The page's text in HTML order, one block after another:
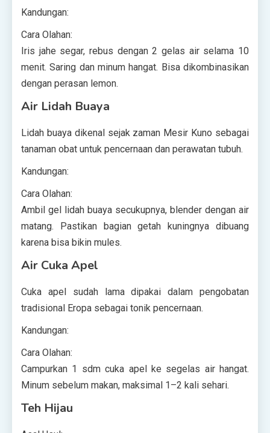
Kandungan:
Cara Olahan:
Iris jahe segar, rebus dengan 2 gelas air selama 10
menit. Saring dan minum hangat. Bisa dikombinasikan
dengan perasan lemon.
Air Lidah Buaya
Lidah buaya dikenal sejak zaman Mesir Kuno sebagai
tanaman obat untuk pencernaan dan perawatan tubuh.
Kandungan:
Cara Olahan:
Ambil gel lidah buaya secukupnya, blender dengan air
matang. Pastikan bagian getah kuningnya dibuang
karena bisa bikin mules.
Air Cuka Apel
Cuka apel sudah lama dipakai dalam pengobatan
tradisional Eropa sebagai tonik pencernaan.
Kandungan:
Cara Olahan:
Campurkan 1 sdm cuka apel ke segelas air hangat.
Minum sebelum makan, maksimal 1–2 kali sehari.
Teh Hijau